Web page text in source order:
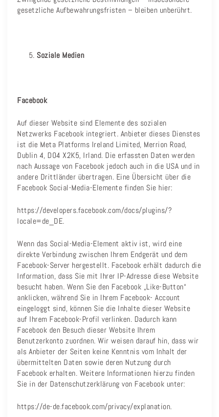
gesetzliche Aufbewahrungsfristen – bleiben unberührt.
Soziale Medien
Facebook
Auf dieser Website sind Elemente des sozialen
Netzwerks Facebook integriert. Anbieter dieses Dienstes
ist die Meta Platforms Ireland Limited, Merrion Road,
Dublin 4, D04 X2K5, Irland. Die erfassten Daten werden
nach Aussage von Facebook jedoch auch in die USA und in
andere Drittländer übertragen. Eine Übersicht über die
Facebook Social-Media-Elemente finden Sie hier:
https://developers.facebook.com/docs/plugins/?
locale=de_DE.
Wenn das Social-Media-Element aktiv ist, wird eine
direkte Verbindung zwischen Ihrem Endgerät und dem
Facebook-Server hergestellt. Facebook erhält dadurch die
Information, dass Sie mit Ihrer IP-Adresse diese Website
besucht haben. Wenn Sie den Facebook „Like-Button“
anklicken, während Sie in Ihrem Facebook- Account
eingeloggt sind, können Sie die Inhalte dieser Website
auf Ihrem Facebook-Profil verlinken. Dadurch kann
Facebook den Besuch dieser Website Ihrem
Benutzerkonto zuordnen. Wir weisen darauf hin, dass wir
als Anbieter der Seiten keine Kenntnis vom Inhalt der
übermittelten Daten sowie deren Nutzung durch
Facebook erhalten. Weitere Informationen hierzu finden
Sie in der Datenschutzerklärung von Facebook unter:
https://de-de.facebook.com/privacy/explanation.